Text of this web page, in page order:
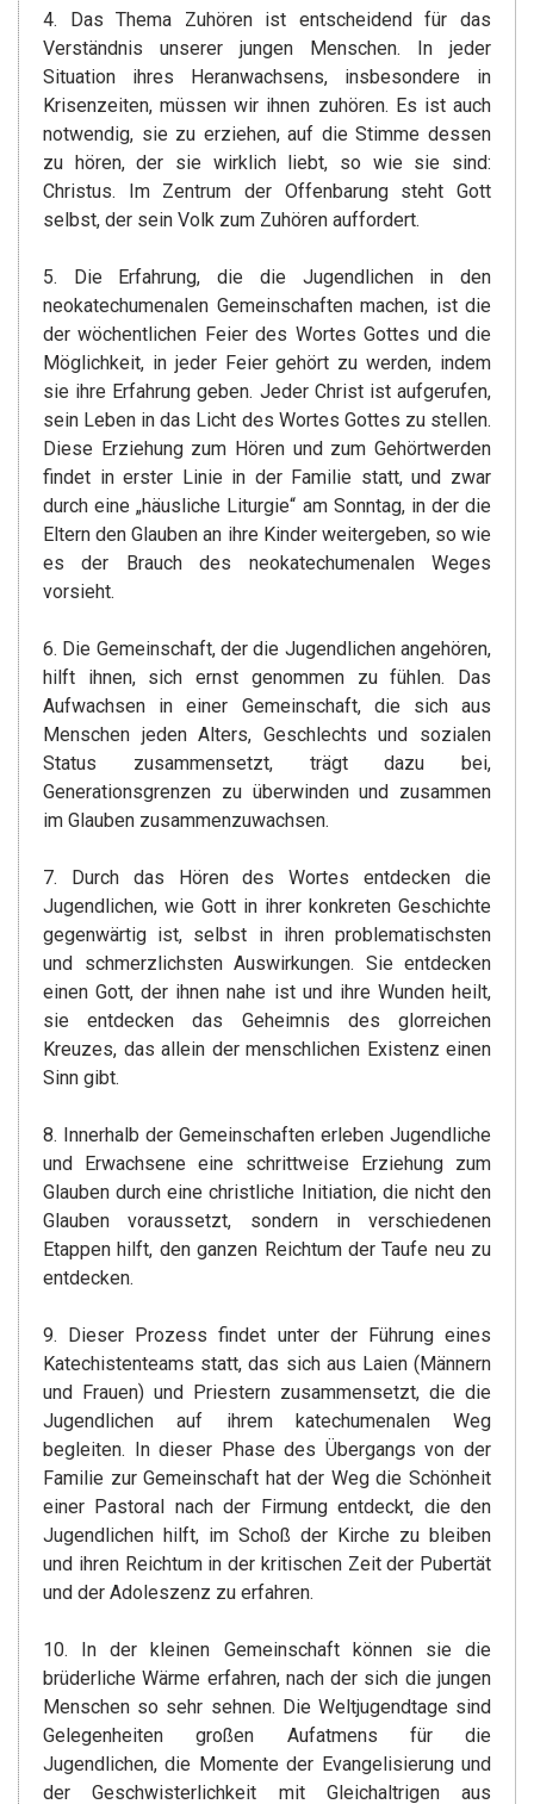
4. Das Thema Zuhören ist entscheidend für das
Verständnis unserer jungen Menschen. In jeder
Situation ihres Heranwachsens, insbesondere in
Krisenzeiten, müssen wir ihnen zuhören. Es ist auch
notwendig, sie zu erziehen, auf die Stimme dessen
zu hören, der sie wirklich liebt, so wie sie sind:
Christus. Im Zentrum der Offenbarung steht Gott
selbst, der sein Volk zum Zuhören auffordert.
5. Die Erfahrung, die die Jugendlichen in den
neokatechumenalen Gemeinschaften machen, ist die
der wöchentlichen Feier des Wortes Gottes und die
Möglichkeit, in jeder Feier gehört zu werden, indem
sie ihre Erfahrung geben. Jeder Christ ist aufgerufen,
sein Leben in das Licht des Wortes Gottes zu stellen.
Diese Erziehung zum Hören und zum Gehörtwerden
findet in erster Linie in der Familie statt, und zwar
durch eine „häusliche Liturgie“ am Sonntag, in der die
Eltern den Glauben an ihre Kinder weitergeben, so wie
es der Brauch des neokatechumenalen Weges
vorsieht.
6. Die Gemeinschaft, der die Jugendlichen angehören,
hilft ihnen, sich ernst genommen zu fühlen. Das
Aufwachsen in einer Gemeinschaft, die sich aus
Menschen jeden Alters, Geschlechts und sozialen
Status zusammensetzt, trägt dazu bei,
Generationsgrenzen zu überwinden und zusammen
im Glauben zusammenzuwachsen.
7. Durch das Hören des Wortes entdecken die
Jugendlichen, wie Gott in ihrer konkreten Geschichte
gegenwärtig ist, selbst in ihren problematischsten
und schmerzlichsten Auswirkungen. Sie entdecken
einen Gott, der ihnen nahe ist und ihre Wunden heilt,
sie entdecken das Geheimnis des glorreichen
Kreuzes, das allein der menschlichen Existenz einen
Sinn gibt.
8. Innerhalb der Gemeinschaften erleben Jugendliche
und Erwachsene eine schrittweise Erziehung zum
Glauben durch eine christliche Initiation, die nicht den
Glauben voraussetzt, sondern in verschiedenen
Etappen hilft, den ganzen Reichtum der Taufe neu zu
entdecken.
9. Dieser Prozess findet unter der Führung eines
Katechistenteams statt, das sich aus Laien (Männern
und Frauen) und Priestern zusammensetzt, die die
Jugendlichen auf ihrem katechumenalen Weg
begleiten. In dieser Phase des Übergangs von der
Familie zur Gemeinschaft hat der Weg die Schönheit
einer Pastoral nach der Firmung entdeckt, die den
Jugendlichen hilft, im Schoß der Kirche zu bleiben
und ihren Reichtum in der kritischen Zeit der Pubertät
und der Adoleszenz zu erfahren.
10. In der kleinen Gemeinschaft können sie die
brüderliche Wärme erfahren, nach der sich die jungen
Menschen so sehr sehnen. Die Weltjugendtage sind
Gelegenheiten großen Aufatmens für die
Jugendlichen, die Momente der Evangelisierung und
der Geschwisterlichkeit mit Gleichaltrigen aus